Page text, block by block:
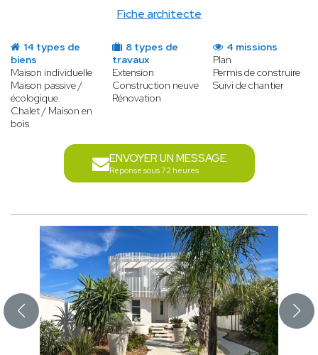
Fiche architecte
14 types de
biens
Maison individuelle
Maison passive /
écologique
Chalet / Maison en
bois
8 types de
travaux
Extension
Construction neuve
Rénovation
4 missions
Plan
Permis de construire
Suivi de chantier
ENVOYER UN MESSAGE
Réponse sous 72 heures